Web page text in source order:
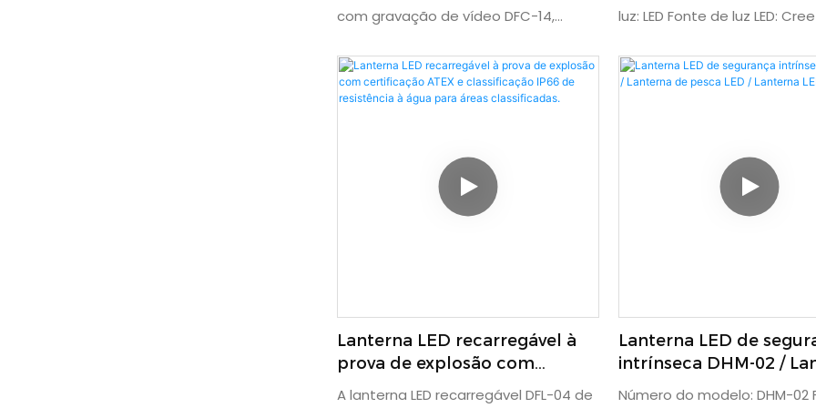
com gravação de vídeo DFC-14,
para patrulhamento, combate a
incêndios, exploração, serviços
eletrificados, indústria petrolífera e
petroquímica, ferrovias e atividades
ao ar livre, entre outras. Além de
situações.
luz: LED Fonte de luz LED:
(horas): 50.000 Classificação
lítio recarregável de 2,2 Ah
Carcaça em liga de alumínio
de funcionamento: Luz forte
Lanterna LED recarregável à
prova de explosão com
certificação ATEX e
A lanterna LED recarregável DFL-04 de
Lanterna LED de
intrínseca DHM-02 /
de pesca LED /
Número do modelo: DHM-02